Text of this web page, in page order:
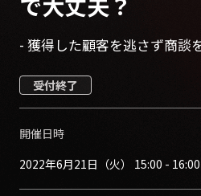
- 獲得した顧客を逃さず商談
受付終了
開催日時
2022年6月21日（火） 15:00 - 16:00